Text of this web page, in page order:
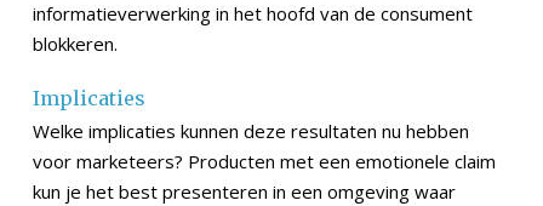
informatieverwerking in het hoofd van de consument
blokkeren.
Implicaties
Welke implicaties kunnen deze resultaten nu hebben
voor marketeers? Producten met een emotionele claim
kun je het best presenteren in een omgeving waar